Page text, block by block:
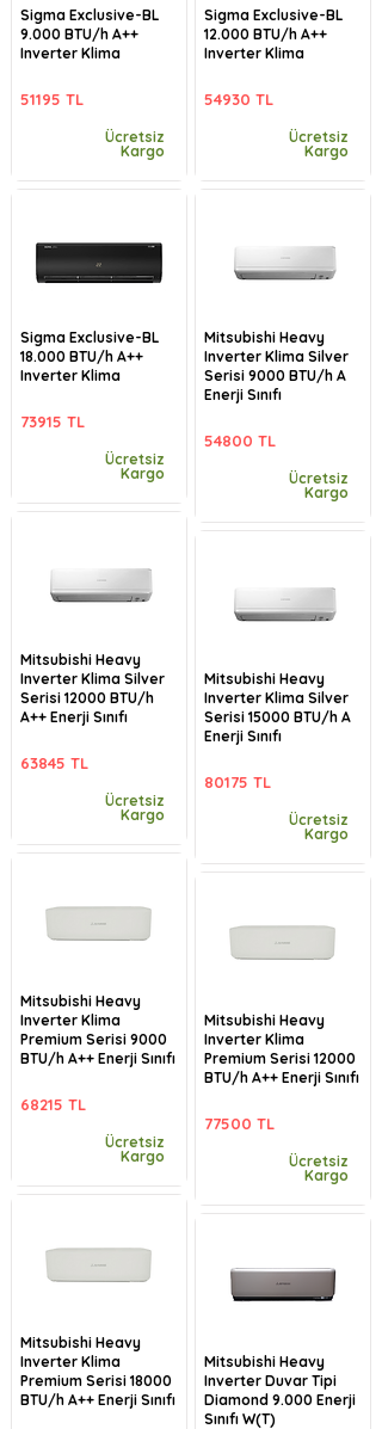
Sigma Exclusive-BL
9.000 BTU/h A++
Inverter Klima
51195 TL
Ücretsiz
Kargo
Sigma Exclusive-BL
18.000 BTU/h A++
Inverter Klima
73915 TL
Ücretsiz
Kargo
Mitsubishi Heavy
Inverter Klima Silver
Serisi 12000 BTU/h
A++ Enerji Sınıfı
63845 TL
Ücretsiz
Kargo
Mitsubishi Heavy
Inverter Klima
Premium Serisi 9000
BTU/h A++ Enerji Sınıfı
68215 TL
Ücretsiz
Kargo
Mitsubishi Heavy
Inverter Klima
Premium Serisi 18000
BTU/h A++ Enerji Sınıfı
Sigma Exclusive-BL
12.000 BTU/h A++
Inverter Klima
54930 TL
Ücretsiz
Kargo
Mitsubishi Heavy
Inverter Klima Silver
Serisi 9000 BTU/h A
Enerji Sınıfı
54800 TL
Ücretsiz
Kargo
Mitsubishi Heavy
Inverter Klima Silver
Serisi 15000 BTU/h A
Enerji Sınıfı
80175 TL
Ücretsiz
Kargo
Mitsubishi Heavy
Inverter Klima
Premium Serisi 12000
BTU/h A++ Enerji Sınıfı
77500 TL
Ücretsiz
Kargo
Mitsubishi Heavy
Inverter Duvar Tipi
Diamond 9.000 Enerji
Sınıfı W(T)